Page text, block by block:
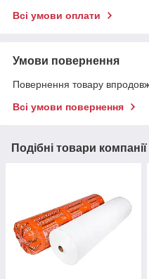
Всі умови оплати
Умови повернення
Повернення товару
Всі умови повернення
Подібні товари компанії